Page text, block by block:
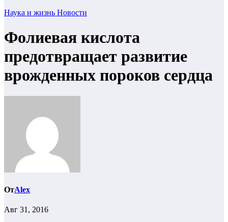
Наука и жизнь Новости
Фолиевая кислота
предотвращает развитие
врожденных пороков сердца
ОтAlex
Авг 31, 2016